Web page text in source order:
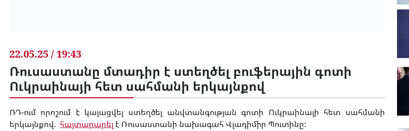
22.05.25 / 19:43
Ռուսաստանը մտադիր է ստեղծել բուֆերային գոտի
Ուկրաինայի հետ սահմանի երկայնքով
ՌԴ-ում որոշում է կայացվել ստեղծել անվտանգության գոտի Ուկրաինայի հետ սահմանի
երկայնքով. հայտարարել է Ռուսաստանի նախագահ Վլադիմիր Պուտինը: